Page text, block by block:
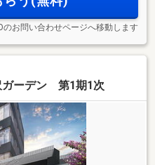
のお問い合わせページへ移動します
ガーデン 第1期1次